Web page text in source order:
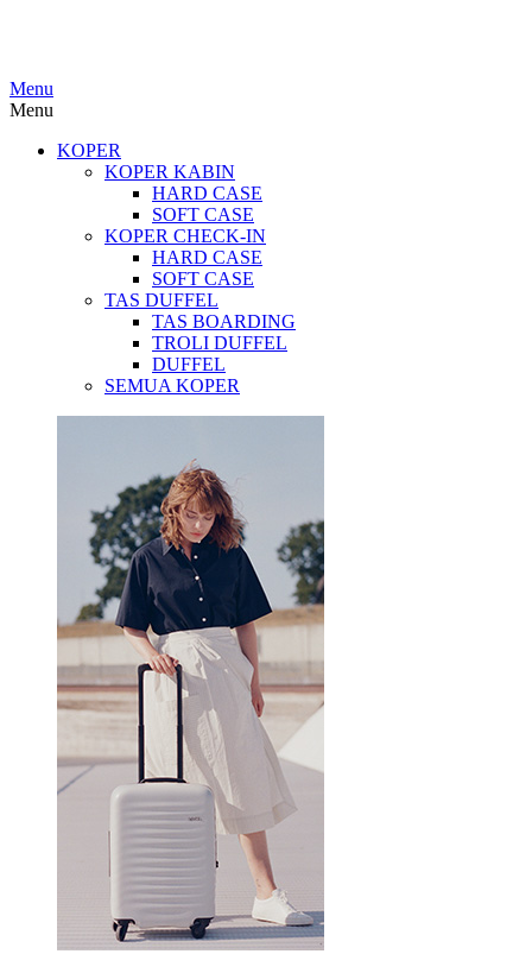
Menu
Menu
KOPER
KOPER KABIN
HARD CASE
SOFT CASE
KOPER CHECK-IN
HARD CASE
SOFT CASE
TAS DUFFEL
TAS BOARDING
TROLI DUFFEL
DUFFEL
SEMUA KOPER